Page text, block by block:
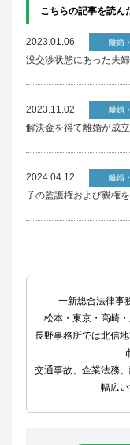
こちらの記事を読ん
2023.01.06 離婚
没交渉状態にあった夫
2023.11.02 離婚
解決金を得て離婚が成
2024.04.12 離婚
子の監護権および親権
一新総合法律事
松本・東京・高崎
長野事務所では北信
交通事故、企業法務
幅広